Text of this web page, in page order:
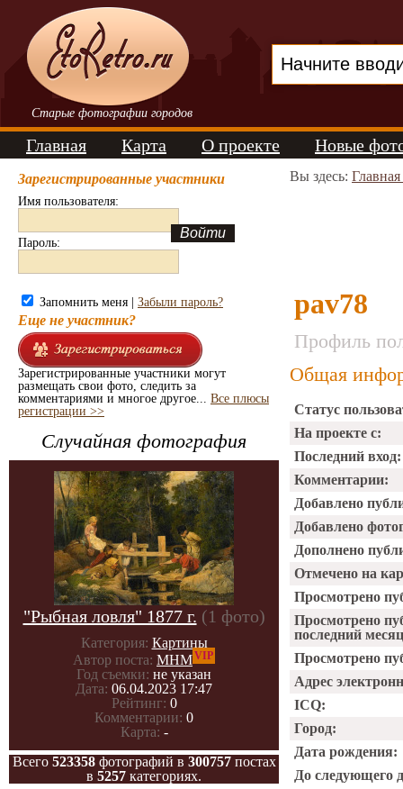
Старые фотографии городов
Главная Карта О проекте Новые
Зарегистрированные участники
Имя пользователя:
Пароль:
Запомнить меня | Забыли пароль?
Еще не участник?
Зарегистрированные участники могут
размещать свои фото, следить за
комментариями и многое другое... Все плюсы
регистрации >>
Случайная фотография
"Рыбная ловля" 1877 г. (1 фото)
Категория: Картины
Автор поста: МНМVIP
Год съемки: не указан
Дата: 06.04.2023 17:47
Рейтинг: 0
Комментарии: 0
Карта: -
Всего 523358фотографий в 300757постах
в 5257 категориях.
Вы здесь:
pav78
Профиль
Общая
Статус
На проекте с:
Последний вход:
Комментарии:
Добавлено
Добавлено
Дополнено
Отмечено на
Просмотрено
Просмотрено
последний
Просмотрено
Адрес
ICQ:
Город:
Дата рождения:
До следующего